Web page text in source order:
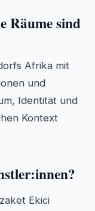
Räume sind
Afrika mit
und
Identität und
Kontext
Ekici